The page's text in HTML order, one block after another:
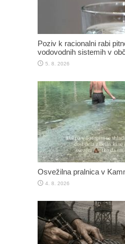
Poziv k racionalni rabi
vodovodnih sistemih v
5. 8. 2026
Osvežilna pralnica v
4. 8. 2026